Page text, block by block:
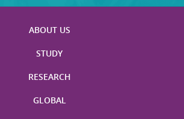
ABOUT US
STUDY
RESEARCH
GLOBAL